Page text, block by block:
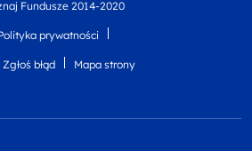
Fundusze 2014-2020
prywatności
Zgłoś błąd Mapa strony